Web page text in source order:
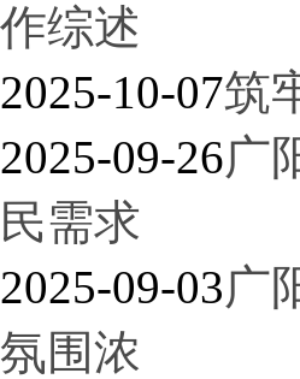
作综述
2025-10-07筑
2025-09-26广
民需求
2025-09-03广
氛围浓